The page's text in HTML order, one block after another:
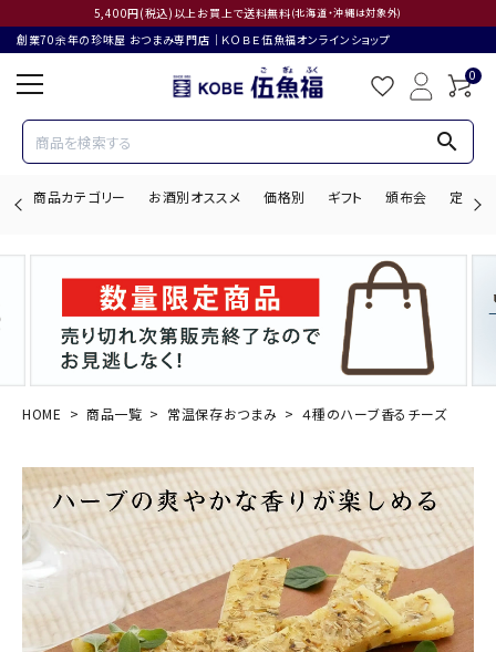
5,400円(税込)以上お買上で送料無料(北海道・沖縄は対象外)
創業70余年の珍味屋 おつまみ専門店│ＫＯＢＥ伍魚福オンラインショップ
0
search
商品カテゴリー お酒別オススメ 価格別 ギフト 頒布会 定期購
search
ACCOUNT MENU
商品カテゴリー
お酒別オススメ
価格別
HOME 商品一覧 常温保存おつまみ ４種のハーブ香るチーズ